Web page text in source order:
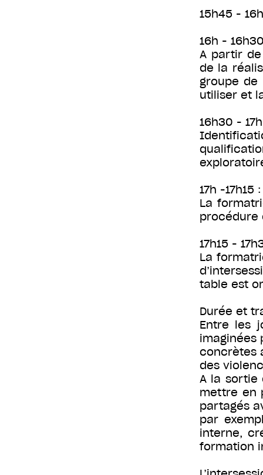
15h45 -
16h -
A partir
de la
groupe
utiliser et
16h30 -
17h -
La
procédure
17h15 -
La
table est
Durée et
Entre les
imaginées
concrètes
des
A la sortie
mettre en
partagés
par
interne,
formation